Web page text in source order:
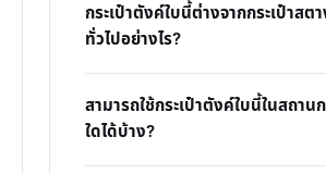
กระเป๋าตังค์ใบนี้ต่างจากกระเป๋าสต
ทั่วไปอย่างไร?
สามารถใช้กระเป๋าตังค์ใบนี้ในสถา
ใดได้บ้าง?